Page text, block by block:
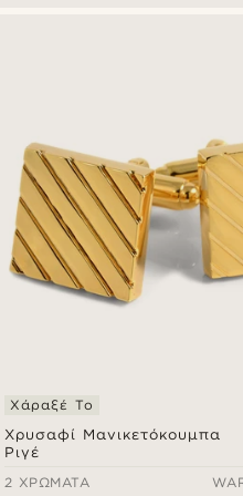
Χρυσαφί Μανικετόκουμπα
Ριγέ
Χάραξέ Το
2 ΧΡΏΜΑΤΑ